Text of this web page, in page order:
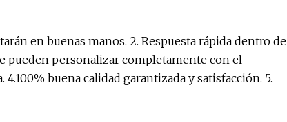
en buenas manos. 2. Respuesta rápida dentro de
pueden personalizar completamente con el
buena calidad garantizada y satisfacción. 5.